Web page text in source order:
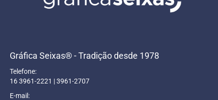
Gráfica Seixas® - Tradição desde 1978
Telefone:
16 3961-2221 | 3961-2707
E-mail: